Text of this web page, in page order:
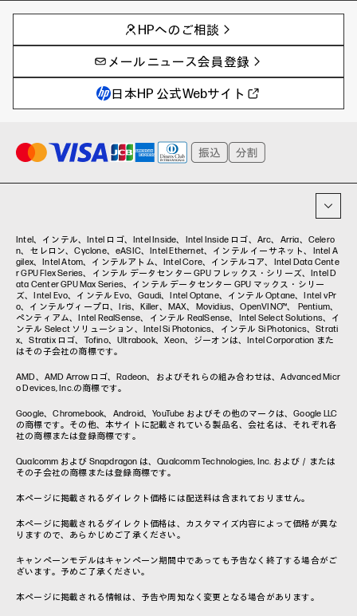
AIの進化と活用事例
製品トレンド & レビュー
サイバーセキュリティ
教育とテクノロジー
ハイブリッドワーク
プリンター
事例
イベントレポート
AI PC
AIワークステーション
Poly
WXP（DEXツール）
タグ一覧
HPへのご相談
メールニュース会員登録
日本HP 公式Webサイト
Intel、インテル、Intel ロゴ、Intel Inside、Intel Inside ロゴ、Arc、Arria、Celero
n、セレロン、Cyclone、eASIC、Intel Ethernet、インテル イーサネット、Intel A
gilex、Intel Atom、インテルアトム、Intel Core、インテルコア、Intel Data Cente
r GPU Flex Series、インテル データセンター GPU フレックス・シリーズ、Intel D
ata Center GPU Max Series、インテル データセンター GPU マックス・シリー
ズ、Intel Evo、インテル Evo、Gaudi、Intel Optane、インテル Optane、Intel vPr
o、インテルヴィープロ、Iris、Killer、MAX、Movidius、OpenVINO™、 Pentium、
ペンティアム、Intel RealSense、インテル RealSense、Intel Select Solutions、イ
ンテル Select ソリューション、Intel Si Photonics、インテル Si Photonics、Strati
x、Stratix ロゴ、Tofino、Ultrabook、Xeon、ジーオンは、Intel Corporation また
はその子会社の商標です。
AMD、AMD Arrowロゴ、Radeon、およびそれらの組み合わせは、Advanced Micr
o Devices, Inc.の商標です。
Google、Chromebook、Android、YouTube およびその他のマークは、Google LLC
の商標です。その他、本サイトに記載されている製品名、会社名は、それぞれ各
社の商標または登録商標です。
Qualcomm および Snapdragon は、Qualcomm Technologies, Inc. および／または
その子会社の商標または登録商標です。
本ページに掲載されるダイレクト価格には配送料は含まれておりません。
本ページに掲載されるダイレクト価格は、カスタマイズ内容によって価格が異な
りますので、あらかじめご了承ください。
キャンペーンモデルはキャンペーン期間中であっても予告なく終了する場合がご
ざいます。予めご了承ください。
本ページに掲載される情報は、予告や周知なく変更となる場合があります。